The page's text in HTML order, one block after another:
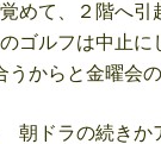
めて、２階へ引
ルフは中止に
からと金曜会
ドラの続きか